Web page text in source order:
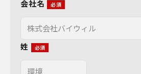
会社名
姓